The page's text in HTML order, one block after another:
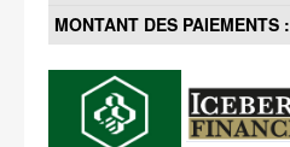
MONTANT DES PAIEMENTS :